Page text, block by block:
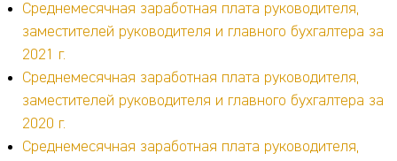
Среднемесячная заработная плата руководителя,
заместителей руководителя и главного бухгалтера за
2021 г.
Среднемесячная заработная плата руководителя,
заместителей руководителя и главного бухгалтера за
2020 г.
Среднемесячная заработная плата руководителя,